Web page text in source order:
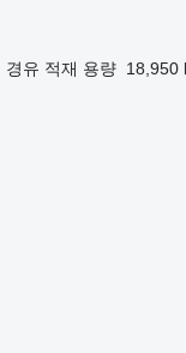
경유 적재 용량 18,950